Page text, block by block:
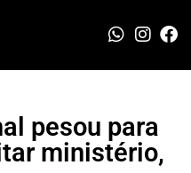
pesou para
ministério,